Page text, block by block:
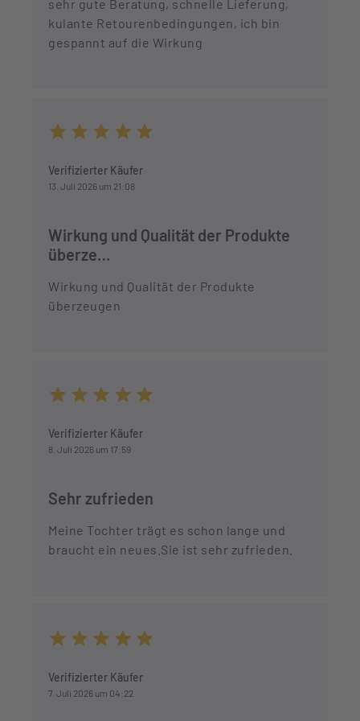
sehr gute Beratung, schnelle Lieferung,
kulante Retourenbedingungen, ich bin
gespannt auf die Wirkung
Verifizierter Käufer
13. Juli 2026 um 21:08
Wirkung und Qualität der Produkte
überze…
Wirkung und Qualität der Produkte
überzeugen
Verifizierter Käufer
8. Juli 2026 um 17:59
Sehr zufrieden
Meine Tochter trägt es schon lange und
braucht ein neues.Sie ist sehr zufrieden.
Verifizierter Käufer
7. Juli 2026 um 04:22